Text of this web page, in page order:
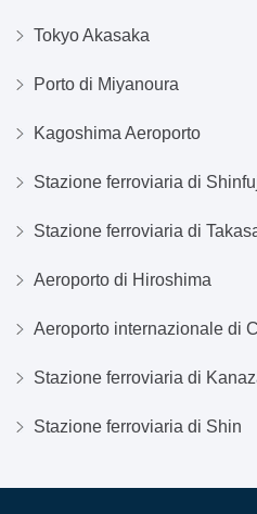
Tokyo Akasaka
Porto di Miyanoura
Kagoshima Aeroporto
Stazione ferroviaria di
Stazione ferroviaria di
Aeroporto di Hiroshima
Aeroporto internazionale di
Stazione ferroviaria di
Stazione ferroviaria di Shin